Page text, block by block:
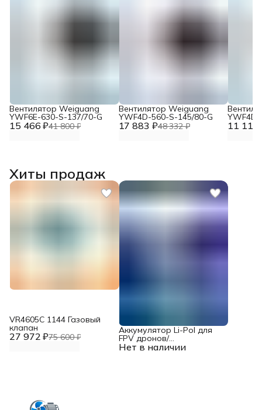
15 466 ₽41 800 ₽
Вентилятор Weiguang
YWF6E-630-S-137/70-G
17 883 ₽48 332 ₽
Вентилятор Weiguang
YWF4D-560-S-145/80-G
11 117
Хиты продаж
27 972 ₽75 600 ₽
VR4605С 1144 Газовый
клапан
Нет в наличии
Аккумулятор Li-Pol для
FPV дронов/
квадрокоптеров 23,1 В,